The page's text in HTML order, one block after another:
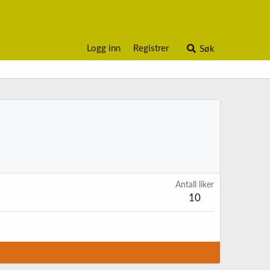
Logg inn Registrer Søk
Antall liker
10